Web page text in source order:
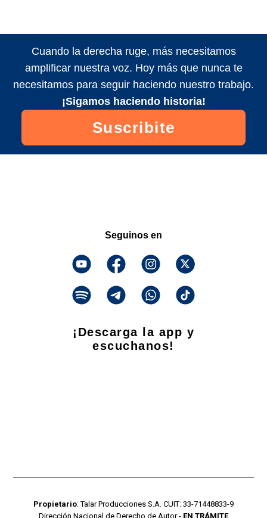
Cuando la derecha ruge, más necesitamos
amplificar nuestra voz. Hoy más que nunca te
necesitamos para seguir haciendo nuestro trabajo.
¡Sigamos haciendo historia!
Suscribite
Seguinos en
¡Descarga la app y
escuchanos!
Propietario: Talar Producciones S.A. CUIT: 33-71448833-9
Dirección Nacional de Derecho de Autor - EN TRÁMITE